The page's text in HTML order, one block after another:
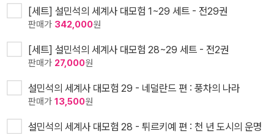
[세트] 설민석의 세계사 대모험 1~29 세트 - 전29권
판매가 342,000원
[세트] 설민석의 세계사 대모험 28~29 세트 - 전2권
판매가 27,000원
설민석의 세계사 대모험 29 - 네덜란드 편 : 풍차의 나라
판매가 13,500원
설민석의 세계사 대모험 28 - 튀르키예 편 : 천 년 도시의 운명